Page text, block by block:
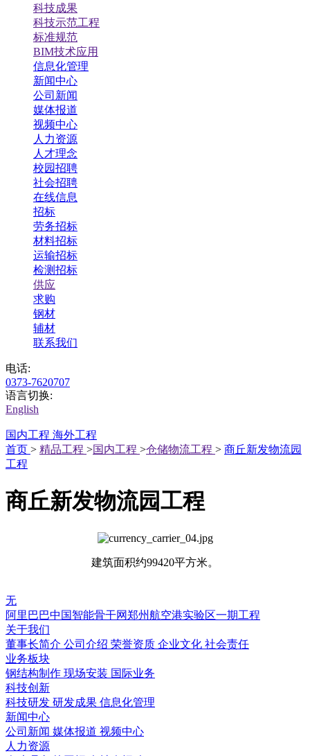
科技成果
科技示范工程
标准规范
BIM技术应用
信息化管理
新闻中心
公司新闻
媒体报道
视频中心
人力资源
人才理念
校园招聘
社会招聘
在线信息
招标
劳务招标
材料招标
运输招标
检测招标
供应
求购
钢材
辅材
联系我们
电话:
0373-7620707
语言切换:
English
国内工程 海外工程
首页 > 精品工程 >国内工程 >仓储物流工程 > 商丘新发物流园
工程
商丘新发物流园工程
建筑面积约99420平方米。
无
阿里巴巴中国智能骨干网郑州航空港实验区一期工程
关于我们
董事长简介 公司介绍 荣誉资质 企业文化 社会责任
业务板块
钢结构制作 现场安装 国际业务
科技创新
科技研发 研发成果 信息化管理
新闻中心
公司新闻 媒体报道 视频中心
人力资源